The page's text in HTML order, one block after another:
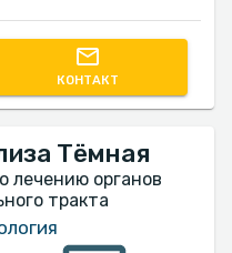
КОНТАКТ
Тёмная
лечению органов
тракта